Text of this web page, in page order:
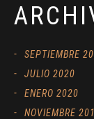
SEPTIEMBRE
JULIO 2020
ENERO 2020
NOVIEMBRE